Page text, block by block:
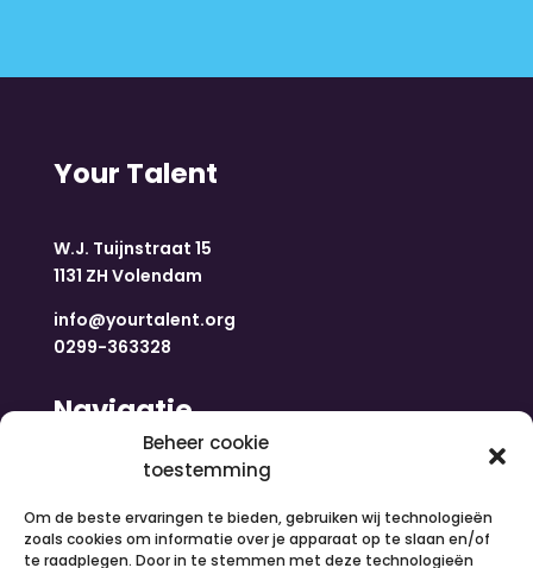
Beheer cookie
toestemming
Om de beste ervaringen te bieden, gebruiken wij technologieën
zoals cookies om informatie over je apparaat op te slaan en/of
te raadplegen. Door in te stemmen met deze technologieën
Your Talent
W.J. Tuijnstraat 15
1131 ZH Volendam
info@yourtalent.org
0299-363328
Navigatie
Nieuws
Over ons